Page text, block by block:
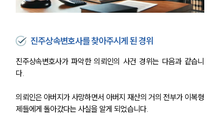
진주상속변호사를 찾아주시게 된 경위
진주상속변호사가 파악한 의뢰인의 사건 경위는 다음과 같습니
다.
의뢰인은 아버지가 사망하면서 아버지 재산의 거의 전부가 이복형
제들에게 돌아갔다는 사실을 알게 되었습니다.